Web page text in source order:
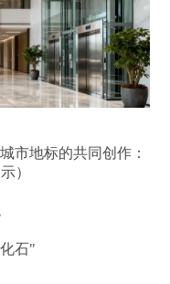
市地标的共同创作：
）
石"